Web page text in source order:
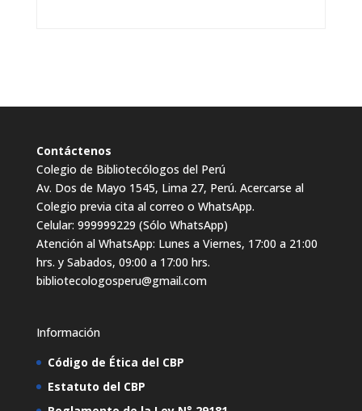
Contáctenos
Colegio de Bibliotecólogos del Perú
Av. Dos de Mayo 1545, Lima 27, Perú. Acercarse al
Colegio previa cita al correo o WhatsApp.
Celular: 999999229 (Sólo WhatsApp)
Atención al WhatsApp: Lunes a Viernes, 17:00 a 21:00
hrs. y Sabados, 09:00 a 17:00 hrs.
bibliotecologosperu@gmail.com
Información
Código de Ética del CBP
Estatuto del CBP